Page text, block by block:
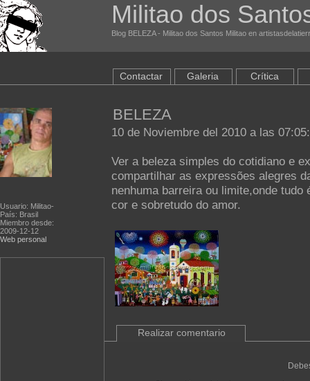
Militao dos
Blog BELEZA - Militao dos Santos Militao en
Usuario: Militao-
País: Brasil
Miembro desde:
2009-12-12
Web personal
Contactar Galeria Crítica
BELEZA
10 de Noviembre del 2010 a las
Ver a beleza simples do cotidiano e
compartilhar as expressões alegres
nenhuma barreira ou limite,onde
cor e sobretudo do amor.
Realizar comentario